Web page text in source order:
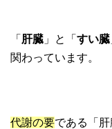
「 肝臓 」と「 すい臓
関わっています。
代謝の要である「肝